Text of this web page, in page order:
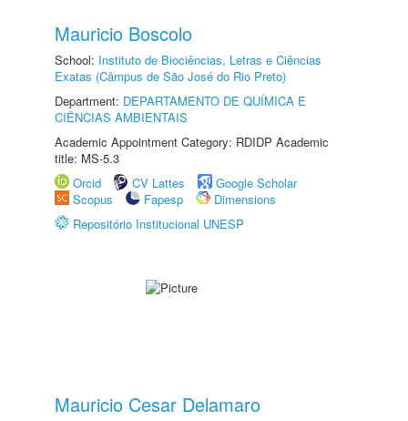
Mauricio Boscolo
School: Instituto de Biociências, Letras e Ciências
Exatas (Câmpus de São José do Rio Preto)
Department: DEPARTAMENTO DE QUÍMICA E
CIÊNCIAS AMBIENTAIS
Academic Appointment Category: RDIDP Academic
title: MS-5.3
Orcid
CV Lattes
Google Scholar
Scopus
Fapesp
Dimensions
Repositório Institucional UNESP
Mauricio Cesar Delamaro